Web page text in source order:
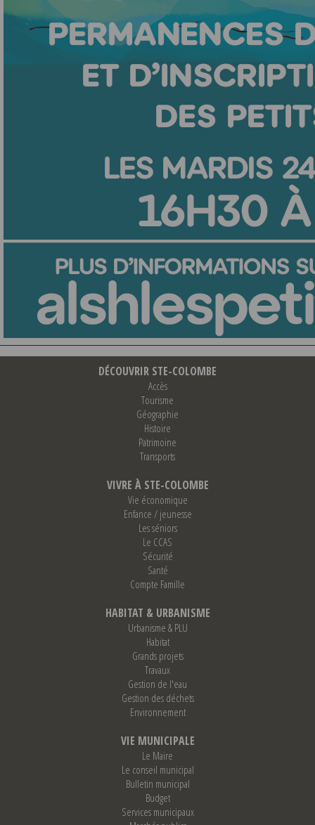
DÉCOUVRIR STE-COLOMBE
Accès
Tourisme
Géographie
Histoire
Patrimoine
Transports
VIVRE À STE-COLOMBE
Vie économique
Enfance / jeunesse
Les séniors
Le CCAS
Sécurité
Santé
Compte Famille
HABITAT & URBANISME
Urbanisme & PLU
Habitat
Grands projets
Travaux
Gestion de l'eau
Gestion des déchets
Environnement
VIE MUNICIPALE
Le Maire
Le conseil municipal
Bulletin municipal
Budget
Services municipaux